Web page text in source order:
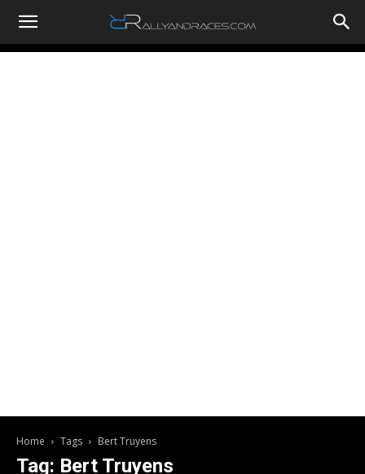
RallyandRaces.com
Home Tags Bert Truyens
Tag: Bert Truyens